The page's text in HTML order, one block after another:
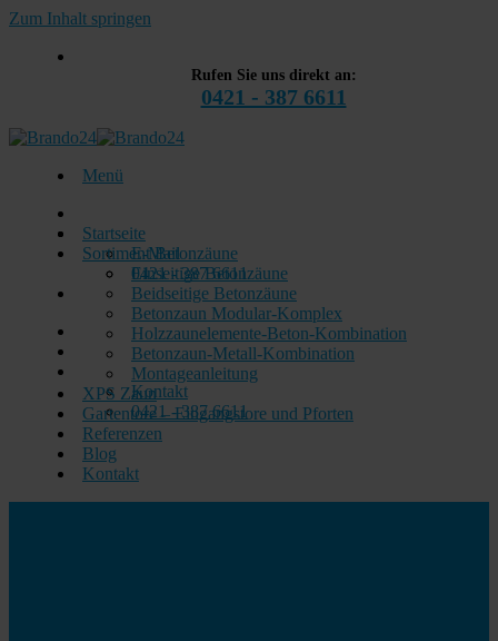
Zum Inhalt springen
Rufen Sie uns direkt an:
0421 - 387 6611
Menü
E-Mail
0421 - 387 6611
Kontakt
0421 - 387 6611
Startseite
Sortiment Betonzäune
Einseitige Betonzäune
Beidseitige Betonzäune
Betonzaun Modular-Komplex
Holzzaunelemente-Beton-Kombination
Betonzaun-Metall-Kombination
Montageanleitung
XPS Zaun
Gartentore – Eingangstore und Pforten
Referenzen
Blog
Kontakt